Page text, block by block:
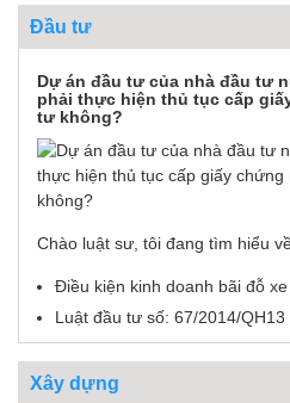
Đầu tư
Dự án đầu tư của nhà đầu tư
phải thực hiện thủ tục cấp
tư không?
Chào luật sư, tôi đang tìm hiểu
Điều kiện kinh doanh bãi đỗ xe
Luật đầu tư số: 67/2014/
Xây dựng